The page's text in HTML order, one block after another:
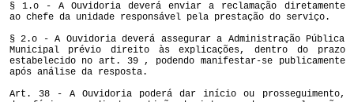
§ 1.o - A Ouvidoria deverá enviar a reclamação diretamente
ao chefe da unidade responsável pela prestação do serviço.
§ 2.o - A Ouvidoria deverá assegurar a Administração Pública
Municipal prévio direito às explicações, dentro do prazo
estabelecido no art. 39 , podendo manifestar-se publicamente
após análise da resposta.
Art. 38 - A Ouvidoria poderá dar início ou prosseguimento,